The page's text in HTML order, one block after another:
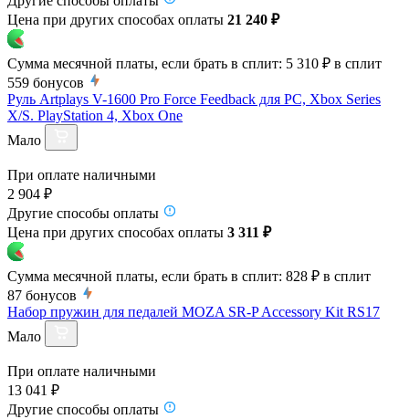
Цена при других способах оплаты 21 240 ₽
Сумма месячной платы, если брать в сплит: 5 310 ₽ в сплит
559 бонусов
Руль Artplays V-1600 Pro Force Feedback для PC, Xbox Series
X/S. PlayStation 4, Xbox One
Мало
При оплате наличными
2 904 ₽
Другие способы оплаты
Цена при других способах оплаты 3 311 ₽
Сумма месячной платы, если брать в сплит: 828 ₽ в сплит
87 бонусов
Набор пружин для педалей MOZA SR-P Accessory Kit RS17
Мало
При оплате наличными
13 041 ₽
Другие способы оплаты